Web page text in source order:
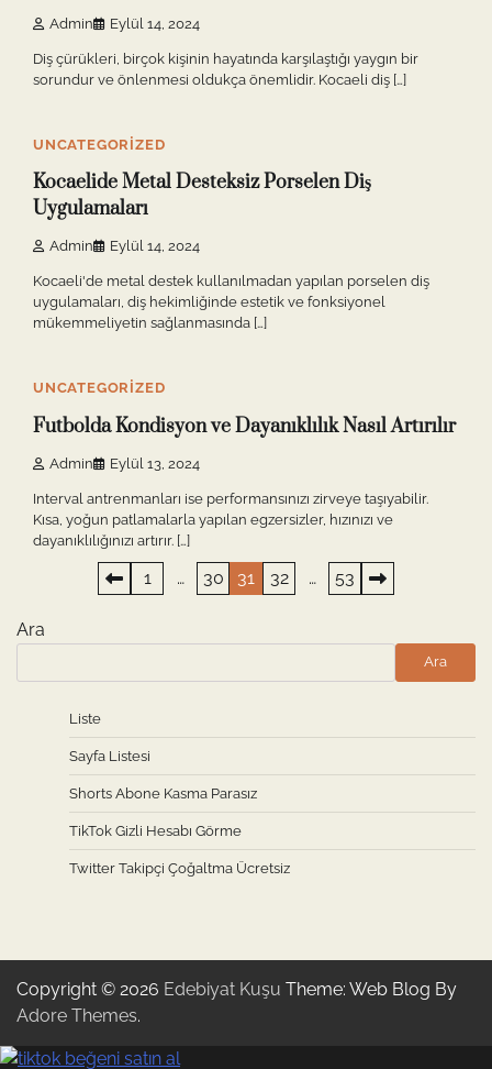
Admin Eylül 14, 2024
Diş çürükleri, birçok kişinin hayatında karşılaştığı yaygın bir
sorundur ve önlenmesi oldukça önemlidir. Kocaeli diş […]
UNCATEGORIZED
Kocaelide Metal Desteksiz Porselen Diş
Uygulamaları
Admin Eylül 14, 2024
Kocaeli'de metal destek kullanılmadan yapılan porselen diş
uygulamaları, diş hekimliğinde estetik ve fonksiyonel
mükemmeliyetin sağlanmasında […]
UNCATEGORIZED
Futbolda Kondisyon ve Dayanıklılık Nasıl Artırılır
Admin Eylül 13, 2024
Interval antrenmanları ise performansınızı zirveye taşıyabilir.
Kısa, yoğun patlamalarla yapılan egzersizler, hızınızı ve
dayanıklılığınızı artırır. […]
sayfalaması
1 … 30 31 32 … 53
Ara
Ara
Liste
Sayfa Listesi
Shorts Abone Kasma Parasız
TikTok Gizli Hesabı Görme
Twitter Takipçi Çoğaltma Ücretsiz
Copyright © 2026 Edebiyat Kuşu Theme: Web Blog By
Adore Themes.